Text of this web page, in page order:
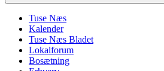
Tuse Næs
Kalender
Tuse Næs Bladet
Lokalforum
Bosætning